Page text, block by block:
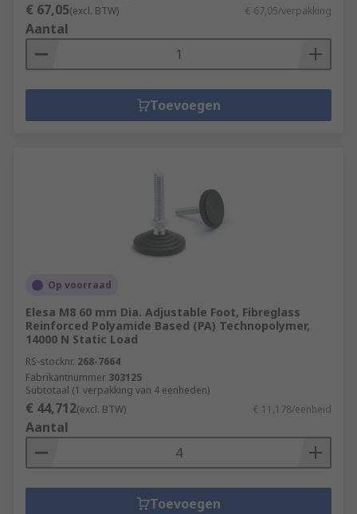
€ 67,05(excl. BTW) € 67,05/verpakking
Aantal
Toevoegen
Op voorraad
Elesa M8 60 mm Dia. Adjustable Foot, Fibreglass
Reinforced Polyamide Based (PA) Technopolymer,
14000 N Static Load
RS-stocknr. 268-7664
Fabrikantnummer 303125
Subtotaal (1 verpakking van 4 eenheden)
€ 44,712(excl. BTW) € 11,178/eenheid
Aantal
Toevoegen